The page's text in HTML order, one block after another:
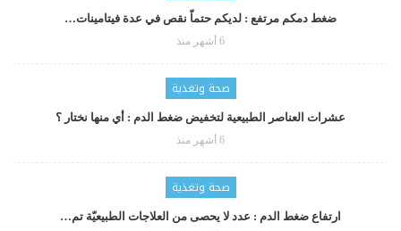
ضغط دمكم مرتفع : لديكم حتماّ نقص في عدة فيتامينات…
6 أشهر منذ
صحة وتغذية
عشرات العناصر الطبيعية لتخفيض ضغط الدم : أي منها نختار ؟
6 أشهر منذ
صحة وتغذية
ارتفاع ضغط الدم : عدد لا يحصى من العلاجات الطبيعيّة تم…